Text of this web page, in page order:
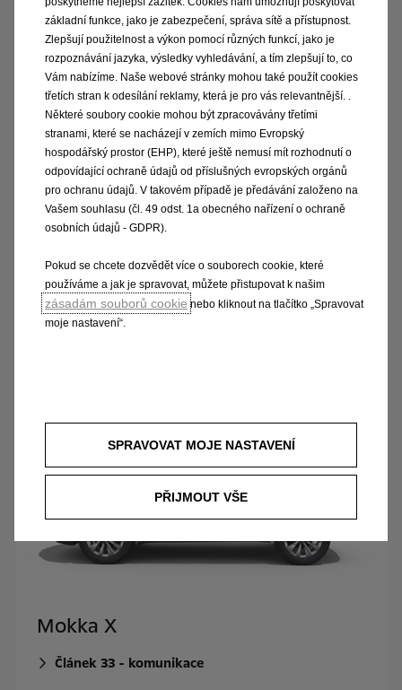
Článek 33 - komunikace
Insignia
Mokka X
Článek 33 - komunikace
základní funkce, jako je zabezpečení, správa sítě a přístupnost.
Zlepšují použitelnost a výkon pomocí různých funkcí, jako je
rozpoznávání jazyka, výsledky vyhledávání, a tím zlepšují to, co
Vám nabízíme. Naše webové stránky mohou také použít cookies
třetích stran k odesílání reklamy, která je pro vás relevantnější. .
Některé soubory cookie mohou být zpracovávány třetími
stranami, které se nacházejí v zemích mimo Evropský
hospodářský prostor (EHP), které ještě nemusí mít rozhodnutí o
odpovídající ochraně údajů od příslušných evropských orgánů
pro ochranu údajů. V takovém případě je předávání založeno na
Vašem souhlasu (čl. 49 odst. 1a obecného nařízení o ochraně
osobních údajů - GDPR).
Pokud se chcete dozvědět více o souborech cookie, které
používáme a jak je spravovat, můžete přistupovat k našim
zásadám souborů cookie nebo kliknout na tlačítko „Spravovat
moje nastavení“.
SPRAVOVAT MOJE NASTAVENÍ
PŘIJMOUT VŠE